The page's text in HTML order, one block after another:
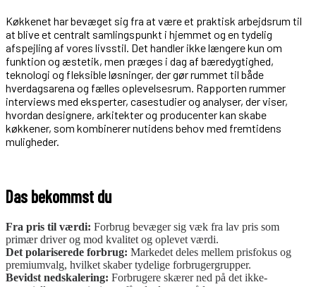
Køkkenet har bevæget sig fra at være et praktisk arbejdsrum til
at blive et centralt samlingspunkt i hjemmet og en tydelig
afspejling af vores livsstil. Det handler ikke længere kun om
funktion og æstetik, men præges i dag af bæredygtighed,
teknologi og fleksible løsninger, der gør rummet til både
hverdagsarena og fælles oplevelsesrum. Rapporten rummer
interviews med eksperter, casestudier og analyser, der viser,
hvordan designere, arkitekter og producenter kan skabe
køkkener, som kombinerer nutidens behov med fremtidens
muligheder.
Das bekommst du
Fra pris til værdi: Forbrug bevæger sig væk fra lav pris som
primær driver og mod kvalitet og oplevet værdi.
Det polariserede forbrug: Markedet deles mellem prisfokus og
premiumvalg, hvilket skaber tydelige forbrugergrupper.
Bevidst nedskalering: Forbrugere skærer ned på det ikke-